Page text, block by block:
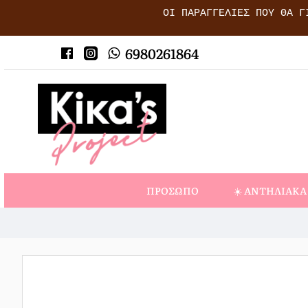
ΟΙ ΠΑΡΑΓΓΕΛΊΕΣ ΠΟΥ ΘΑ
6980261864
ΠΡΌΣΩΠΟ ☀️ ΑΝΤΗΛΙΑΚΆ